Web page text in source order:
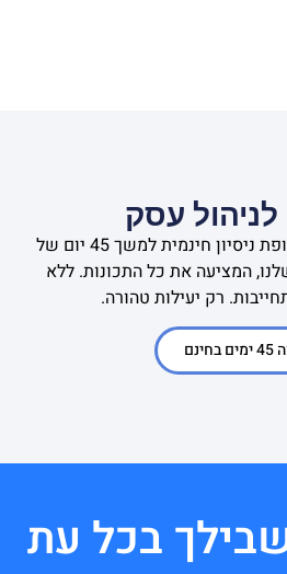
לניהול עסק
התחילו עוד היום עם תקופת ניסיון חינמית למשך 45 יום של
המציעה את כל התכונות. ללא
רק יעילות טהורה.
בכל עת